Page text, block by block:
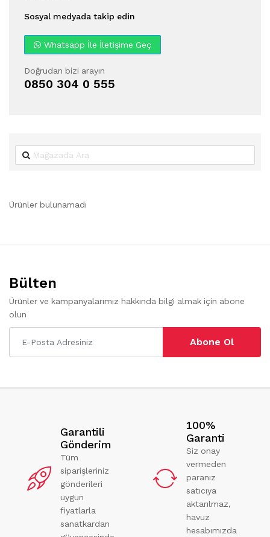
Sosyal medyada takip edin
Whatsapp İle İletişime Geç
Doğrudan bizi arayın
0850 304 0 555
Ürünler bulunamadı
Bülten
Ürünler ve kampanyalarımız hakkında bilgi almak için abone
olun
Abone Ol
Garantili
Gönderim
Tüm
siparişleriniz
gönderileri
uygun
fiyatlarla
sanatkardan
100%
Garanti
Siz onay
vermeden
paranız
satıcıya
aktarılmaz,
havuz
hesabımızda